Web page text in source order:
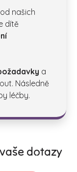
našich
dítě
a
Následně
léčby.
dotazy